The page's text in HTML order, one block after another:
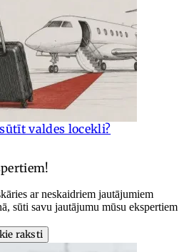
valdes locekli?
ar neskaidriem jautājumiem
sūti savu jautājumu mūsu ekspertiem
raksti